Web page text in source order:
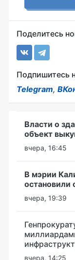
Поделитесь
Подпишитесь
Telegram,
Власти о
объект
вчера, 16:45
В мэрии
остановили
вчера, 19:39
вчера, 14:25